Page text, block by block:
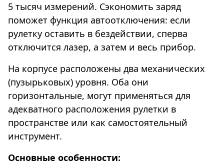
5 тысяч измерений. Сэкономить заряд
поможет функция автоотключения: если
рулетку оставить в бездействии, сперва
отключится лазер, а затем и весь прибор.
На корпусе расположены два механических
(пузырьковых) уровня. Оба они
горизонтальные, могут применяться для
адекватного расположения рулетки в
пространстве или как самостоятельный
инструмент.
Основные особенности: